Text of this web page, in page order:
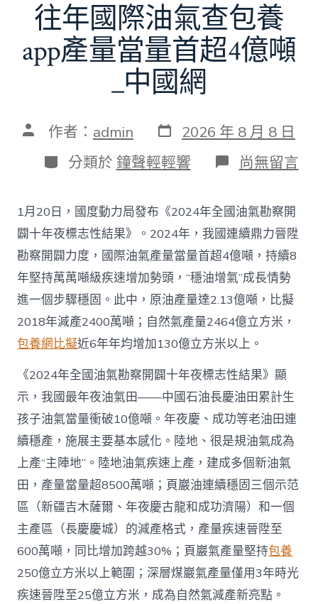
往年國際油氣查包養
app產量當量首超4億噸
_中國網
文 作者： admin 發
表
日
期
2026 年 8 月 8 日
分
類
分類於 鐘聲輕輕響 在
〈往
國
際
油
氣
查
包
養
app
產
量
當
首
超
4
億
噸
_
中
國
網〉
中
尚無留言
1月20日，國度動力局發布《2024年全國油氣勘察開
闢十年夜標志性結果》。2024年，我國連續鼎力晉陞
勘察開闢力度，國際油氣產量當量首超4億噸，持續8
年堅持萬萬噸級疾速增加勢頭，“穩油增氣”成長情勢
進一個步驟穩固。此中，原油產量達2.13億噸，比擬
2018年減產2400萬噸；自然氣產量2464億立方米，
包養網比擬近6年年均增加130億立方米以上。
《2024年全國油氣勘察開闢十年夜標志性結果》顯
示，我國最年夜油氣田——中國石油長慶油田累計生
孩子油氣當量衝破10億噸。年夜慶、成功等老油田連
續穩產，施展主要基本感化。陸地、很是規油氣成為
上產“主陣地”。陸地油氣疾速上產，建成多個新油氣
田，產量當量超8500萬噸；頁巖油連續穩固三個示范
區（新疆吉木薩爾、年夜慶古龍和成功濟陽）和一個
主產區（長慶慶城）的減產格式，產量疾速晉陞至
600萬噸，同比增加跨越30%；頁巖氣產量堅持包養
250億立方米以上範圍；深層煤巖氣產量僅用3年時光
疾速晉陞至25億立方米，成為自然氣減產新亮點。